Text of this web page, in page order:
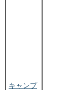
キャンプ